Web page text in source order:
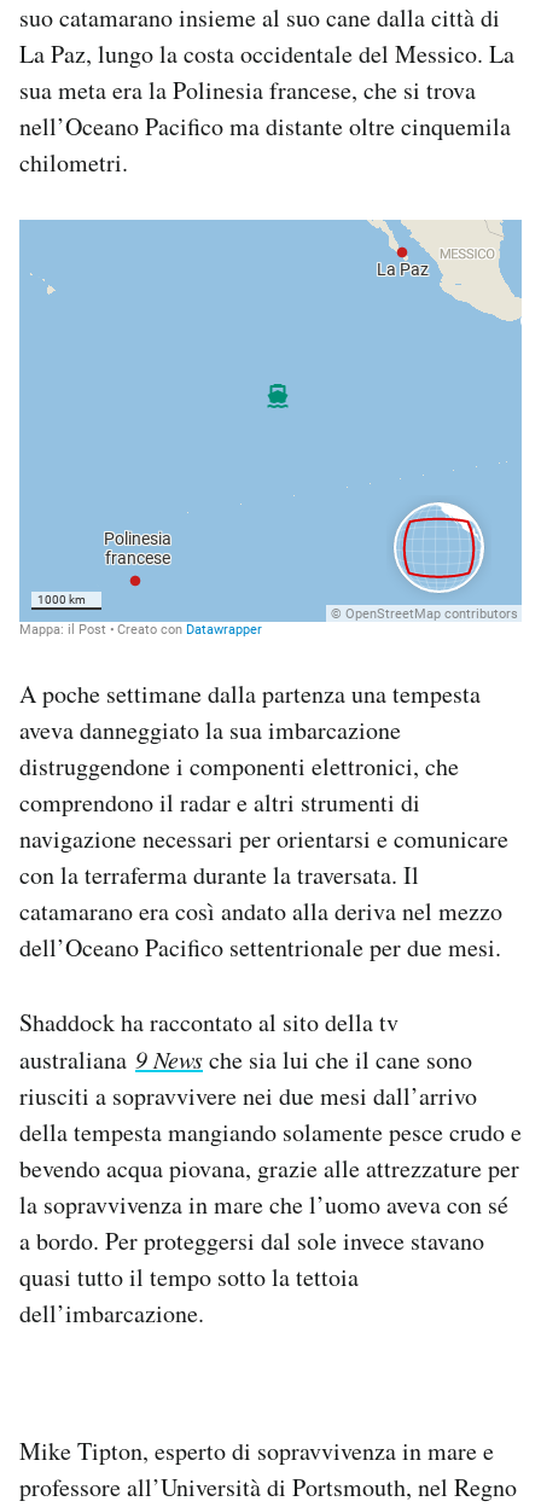
suo catamarano insieme al suo cane dalla città di
La Paz, lungo la costa occidentale del Messico. La
sua meta era la Polinesia francese, che si trova
nell’Oceano Pacifico ma distante oltre cinquemila
chilometri.
A poche settimane dalla partenza una tempesta
aveva danneggiato la sua imbarcazione
distruggendone i componenti elettronici, che
comprendono il radar e altri strumenti di
navigazione necessari per orientarsi e comunicare
con la terraferma durante la traversata. Il
catamarano era così andato alla deriva nel mezzo
dell’Oceano Pacifico settentrionale per due mesi.
Shaddock ha raccontato al sito della tv
australiana 9 Newsche sia lui che il cane sono
riusciti a sopravvivere nei due mesi dall’arrivo
della tempesta mangiando solamente pesce crudo e
bevendo acqua piovana, grazie alle attrezzature per
la sopravvivenza in mare che l’uomo aveva con sé
a bordo. Per proteggersi dal sole invece stavano
quasi tutto il tempo sotto la tettoia
dell’imbarcazione.
Mike Tipton, esperto di sopravvivenza in mare e
professore all’Università di Portsmouth, nel Regno